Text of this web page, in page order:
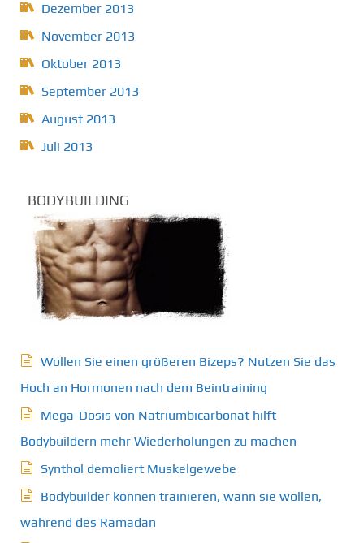
Dezember 2013
November 2013
Oktober 2013
September 2013
August 2013
Juli 2013
BODYBUILDING
Wollen Sie einen größeren Bizeps? Nutzen Sie das
Hoch an Hormonen nach dem Beintraining
Mega-Dosis von Natriumbicarbonat hilft
Bodybuildern mehr Wiederholungen zu machen
Synthol demoliert Muskelgewebe
Bodybuilder können trainieren, wann sie wollen,
während des Ramadan